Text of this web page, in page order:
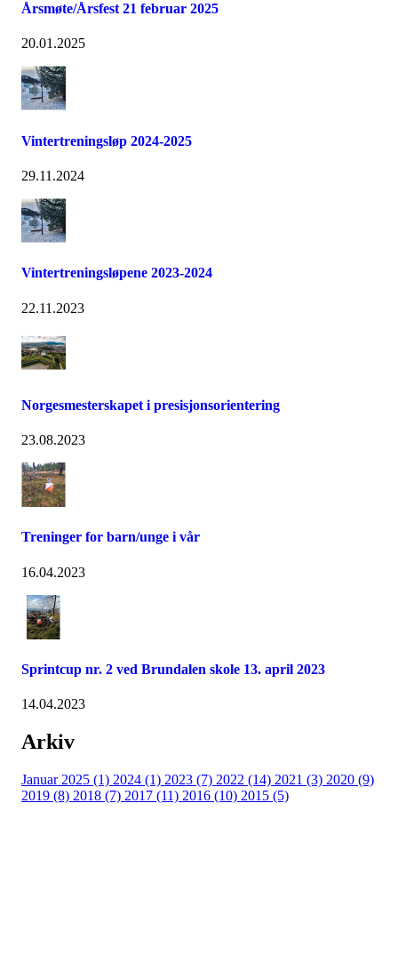
Årsmøte/Årsfest 21 februar 2025
20.01.2025
Vintertreningsløp 2024-2025
29.11.2024
Vintertreningsløpene 2023-2024
22.11.2023
Norgesmesterskapet i presisjonsorientering
23.08.2023
Treninger for barn/unge i vår
16.04.2023
Sprintcup nr. 2 ved Brundalen skole 13. april 2023
14.04.2023
Arkiv
Januar 2025 (1) 2024 (1) 2023 (7) 2022 (14) 2021 (3) 2020 (9)
2019 (8) 2018 (7) 2017 (11) 2016 (10) 2015 (5)